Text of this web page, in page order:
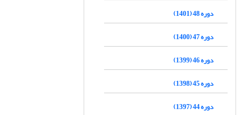
دوره 48 (1401)
دوره 47 (1400)
دوره 46 (1399)
دوره 45 (1398)
دوره 44 (1397)